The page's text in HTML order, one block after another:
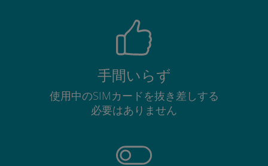
手間いらず
使用中のSIMカードを抜き差しする
必要はありません